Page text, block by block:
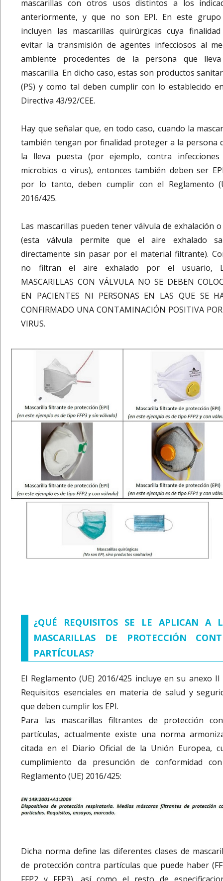
mascarillas con otros usos distintos a los
anteriormente, y que no son EPI. En este
incluyen las mascarillas quirúrgicas cuya
evitar la transmisión de agentes infecciosos al
ambiente procedentes de la persona que
mascarilla. En dicho caso, estas son productos
(PS) y como tal deben cumplir con lo establecido
Directiva 43/92/CEE.
Hay que señalar que, en todo caso, cuando la
también tengan por finalidad proteger a la persona
la lleva puesta (por ejemplo, contra infecciones
microbios o virus), entonces también deben ser
por lo tanto, deben cumplir con el Reglamento
2016/425.
Las mascarillas pueden tener válvula de exhalación
(esta válvula permite que el aire exhalado
directamente sin pasar por el material filtrante).
no filtran el aire exhalado por el usuario,
MASCARILLAS CON VÁLVULA NO SE DEBEN
EN PACIENTES NI PERSONAS EN LAS QUE SE
CONFIRMADO UNA CONTAMINACIÓN POSITIVA
VIRUS.
¿QUÉ REQUISITOS SE LE APLICAN A
MASCARILLAS DE PROTECCIÓN
PARTÍCULAS?
El Reglamento (UE) 2016/425 incluye en su anexo II
Requisitos esenciales en materia de salud y
que deben cumplir los EPI.
Para las mascarillas filtrantes de protección
partículas, actualmente existe una norma
citada en el Diario Oficial de la Unión Europea,
cumplimiento da presunción de conformidad
Reglamento (UE) 2016/425:
Dicha norma define las diferentes clases de
de protección contra partículas que puede haber
FFP2 y FFP3), así como el resto de